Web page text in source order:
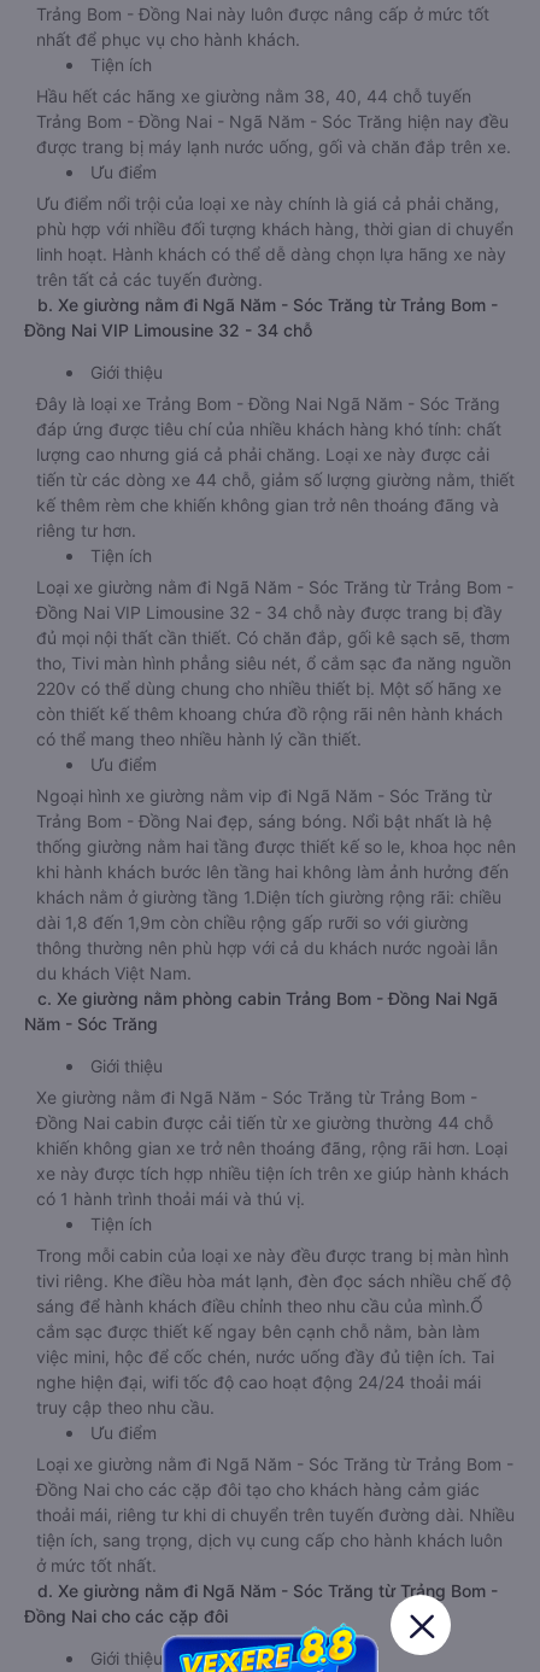
Trảng Bom - Đồng Nai này luôn được nâng cấp ở mức tốt
nhất để phục vụ cho hành khách.
Tiện ích
Hầu hết các hãng xe giường nằm 38, 40, 44 chỗ tuyến
Trảng Bom - Đồng Nai - Ngã Năm - Sóc Trăng hiện nay đều
được trang bị máy lạnh nước uống, gối và chăn đắp trên xe.
Ưu điểm
Ưu điểm nổi trội của loại xe này chính là giá cả phải chăng,
phù hợp với nhiều đối tượng khách hàng, thời gian di chuyển
linh hoạt. Hành khách có thể dễ dàng chọn lựa hãng xe này
trên tất cả các tuyến đường.
b. Xe giường nằm đi Ngã Năm - Sóc Trăng từ Trảng Bom -
Đồng Nai VIP Limousine 32 - 34 chỗ
Giới thiệu
Đây là loại xe Trảng Bom - Đồng Nai Ngã Năm - Sóc Trăng
đáp ứng được tiêu chí của nhiều khách hàng khó tính: chất
lượng cao nhưng giá cả phải chăng. Loại xe này được cải
tiến từ các dòng xe 44 chỗ, giảm số lượng giường nằm, thiết
kế thêm rèm che khiến không gian trở nên thoáng đãng và
riêng tư hơn.
Tiện ích
Loại xe giường nằm đi Ngã Năm - Sóc Trăng từ Trảng Bom -
Đồng Nai VIP Limousine 32 - 34 chỗ này được trang bị đầy
đủ mọi nội thất cần thiết. Có chăn đắp, gối kê sạch sẽ, thơm
tho, Tivi màn hình phẳng siêu nét, ổ cắm sạc đa năng nguồn
220v có thể dùng chung cho nhiều thiết bị. Một số hãng xe
còn thiết kế thêm khoang chứa đồ rộng rãi nên hành khách
có thể mang theo nhiều hành lý cần thiết.
Ưu điểm
Ngoại hình xe giường nằm vip đi Ngã Năm - Sóc Trăng từ
Trảng Bom - Đồng Nai đẹp, sáng bóng. Nổi bật nhất là hệ
thống giường nằm hai tầng được thiết kế so le, khoa học nên
khi hành khách bước lên tầng hai không làm ảnh hưởng đến
khách nằm ở giường tầng 1.Diện tích giường rộng rãi: chiều
dài 1,8 đến 1,9m còn chiều rộng gấp rưỡi so với giường
thông thường nên phù hợp với cả du khách nước ngoài lẫn
du khách Việt Nam.
c. Xe giường nằm phòng cabin Trảng Bom - Đồng Nai Ngã
Năm - Sóc Trăng
Giới thiệu
Xe giường nằm đi Ngã Năm - Sóc Trăng từ Trảng Bom -
Đồng Nai cabin được cải tiến từ xe giường thường 44 chỗ
khiến không gian xe trở nên thoáng đãng, rộng rãi hơn. Loại
xe này được tích hợp nhiều tiện ích trên xe giúp hành khách
có 1 hành trình thoải mái và thú vị.
Tiện ích
Trong mỗi cabin của loại xe này đều được trang bị màn hình
tivi riêng. Khe điều hòa mát lạnh, đèn đọc sách nhiều chế độ
sáng để hành khách điều chỉnh theo nhu cầu của mình.Ổ
cắm sạc được thiết kế ngay bên cạnh chỗ nằm, bàn làm
việc mini, hộc để cốc chén, nước uống đầy đủ tiện ích. Tai
nghe hiện đại, wifi tốc độ cao hoạt động 24/24 thoải mái
truy cập theo nhu cầu.
Ưu điểm
Loại xe giường nằm đi Ngã Năm - Sóc Trăng từ Trảng Bom -
Đồng Nai cho các cặp đôi tạo cho khách hàng cảm giác
thoải mái, riêng tư khi di chuyển trên tuyến đường dài. Nhiều
tiện ích, sang trọng, dịch vụ cung cấp cho hành khách luôn
ở mức tốt nhất.
d. Xe giường nằm đi Ngã Năm - Sóc Trăng từ Trảng Bom -
Đồng Nai cho các cặp đôi
Giới thiệu